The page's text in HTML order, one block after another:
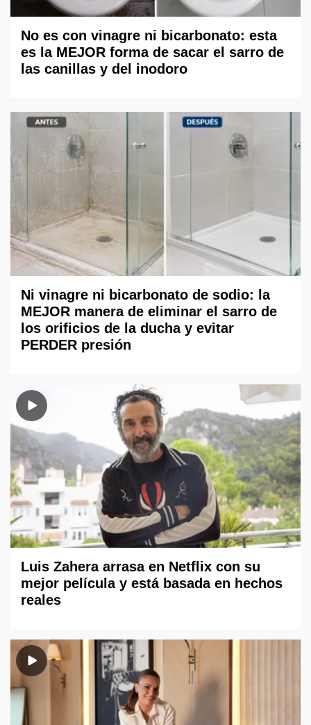
No es con vinagre ni bicarbonato: esta
es la MEJOR forma de sacar el sarro de
las canillas y del inodoro
Ni vinagre ni bicarbonato de sodio: la
MEJOR manera de eliminar el sarro de
los orificios de la ducha y evitar
PERDER presión
Luis Zahera arrasa en Netflix con su
mejor película y está basada en hechos
reales